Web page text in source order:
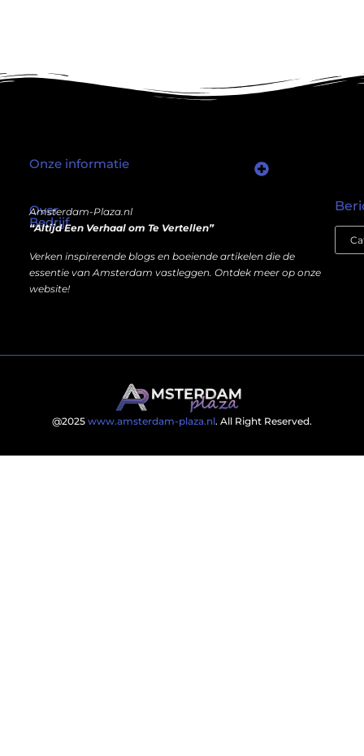
Over
Bedrijf
Amsterdam-Plaza.nl
“Altijd Een Verhaal om Te Vertellen”
Verken inspirerende blogs en boeiende artikelen die de
essentie van Amsterdam vastleggen. Ontdek meer op onze
website!
Onze informatie
@2025 www.amsterdam-plaza.nl. All Right Reserved.